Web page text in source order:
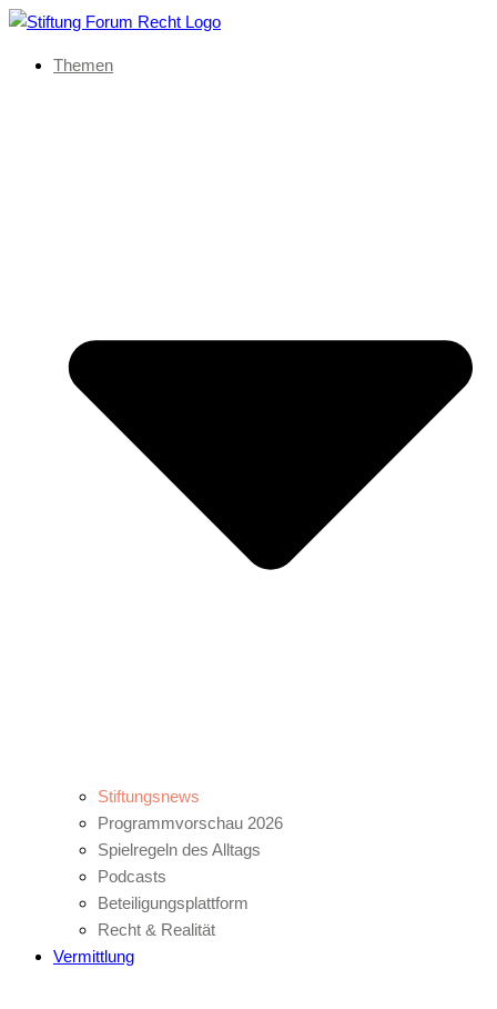
Themen
Stiftungsnews
Programmvorschau 2026
Spielregeln des Alltags
Podcasts
Beteiligungsplattform
Recht & Realität
Vermittlung